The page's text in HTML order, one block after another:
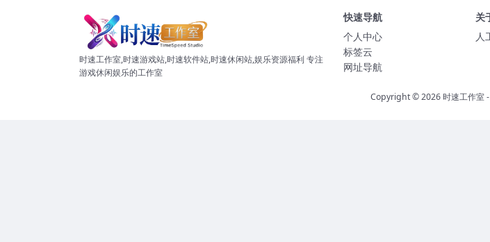
时速工作室,时速游戏站,时速软件站,时速休闲站,娱乐资源福利 专注
游戏休闲娱乐的工作室
快速导航
个人中心
标签云
网址导航
关
人
Copyright © 2026时速工作室-